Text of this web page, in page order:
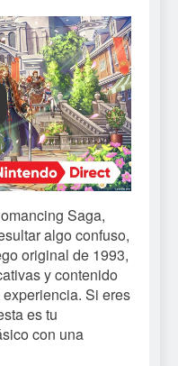
Saga,
algo confuso,
original de 1993,
y contenido
Si eres
es tu
con una